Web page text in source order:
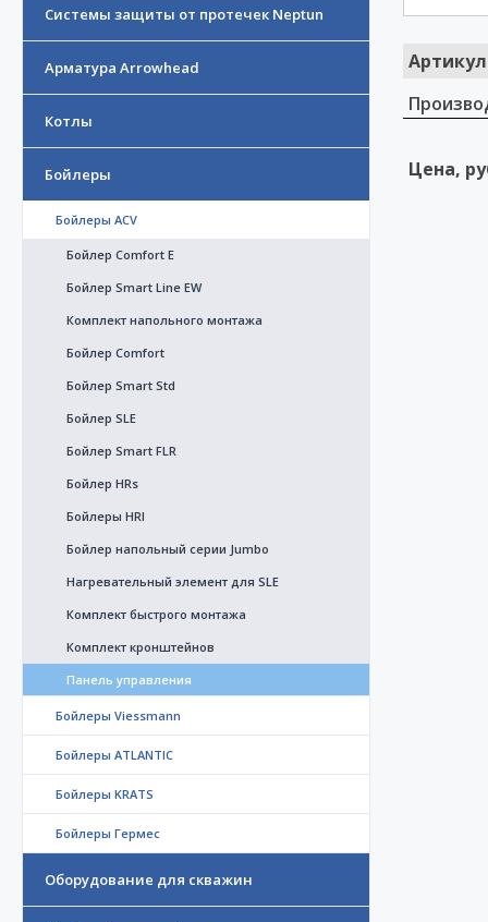
Системы защиты от протечек Neptun
Арматура Arrowhead
Котлы
Бойлеры
Бойлеры ACV
Бойлер Comfort E
Бойлер Smart Line EW
Комплект напольного монтажа
Бойлер Comfort
Бойлер Smart Std
Бойлер SLE
Бойлер Smart FLR
Бойлер HRs
Бойлеры HRI
Бойлер напольный серии Jumbo
Нагревательный элемент для SLE
Комплект быстрого монтажа
Комплект кронштейнов
Панель управления
Бойлеры Viessmann
Бойлеры ATLANTIC
Бойлеры KRATS
Бойлеры Гермес
Оборудование для скважин
Артикул
Цена,